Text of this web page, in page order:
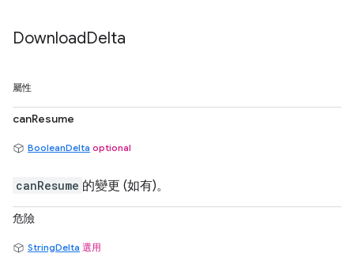
DownloadDelta
屬性
canResume
BooleanDelta optional
canResume 的變更 (如有)。
危險
StringDelta 選用